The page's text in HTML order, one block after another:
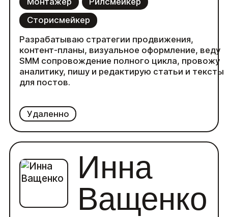
Удаленно
Сторисмейкер
Разрабатываю стратегии продвижения,
контент-планы, визуальное оформление, веду
SMM сопровождение полного цикла, провожу
аналитику, пишу и редактирую статьи и тексты
для постов.
Инна
Ващенко